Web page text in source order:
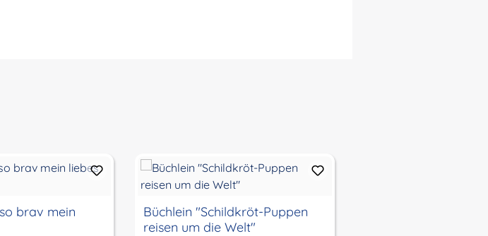
brav mein
Büchlein "Schildkröt-Puppen
reisen um die Welt"